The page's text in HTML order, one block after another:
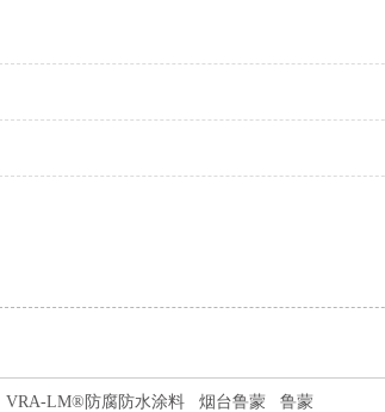
VRA-LM®防腐防水涂料 烟台鲁蒙 鲁蒙